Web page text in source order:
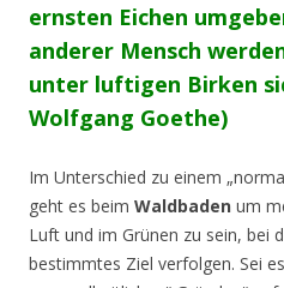
ernsten Eichen
anderer Mensch
unter luftigen Birken
Wolfgang Goethe)
Im Unterschied zu einem
geht es beim Waldbaden um
Luft und im Grünen zu sein, bei
bestimmtes Ziel verfolgen. Sei